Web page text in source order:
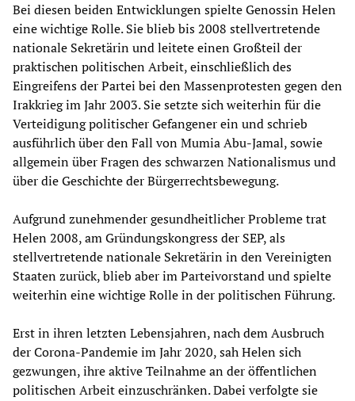
Bei diesen beiden Entwicklungen spielte Genossin Helen
eine wichtige Rolle. Sie blieb bis 2008 stellvertretende
nationale Sekretärin und leitete einen Großteil der
praktischen politischen Arbeit, einschließlich des
Eingreifens der Partei bei den Massenprotesten gegen den
Irakkrieg im Jahr 2003. Sie setzte sich weiterhin für die
Verteidigung politischer Gefangener ein und schrieb
ausführlich über den Fall von Mumia Abu-Jamal, sowie
allgemein über Fragen des schwarzen Nationalismus und
über die Geschichte der Bürgerrechtsbewegung.
Aufgrund zunehmender gesundheitlicher Probleme trat
Helen 2008, am Gründungskongress der SEP, als
stellvertretende nationale Sekretärin in den Vereinigten
Staaten zurück, blieb aber im Parteivorstand und spielte
weiterhin eine wichtige Rolle in der politischen Führung.
Erst in ihren letzten Lebensjahren, nach dem Ausbruch
der Corona-Pandemie im Jahr 2020, sah Helen sich
gezwungen, ihre aktive Teilnahme an der öffentlichen
politischen Arbeit einzuschränken. Dabei verfolgte sie